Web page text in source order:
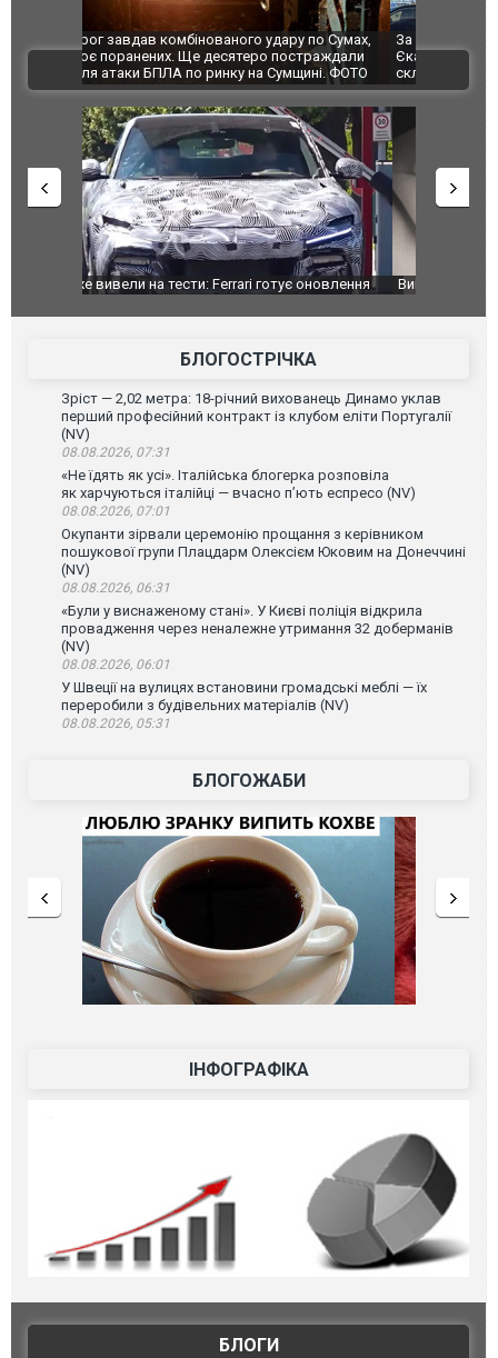
За 2000 кілометрів від кордону з Україною: в
Єкатеринбурзі після атаки дронів загорівся
склад Wildberries. ФОТО. ВІДЕО
"Мої
ВІДЕО
Вийшов трейлер нової екранізації легендарного
БЛОГОСТРІЧКА
Зріст — 2,02 метра: 18-річний вихованець Динамо уклав
перший професійний контракт із клубом еліти Португалії
(NV)
08.08.2026, 07:31
«Не їдять як усі». Італійська блогерка розповіла
як харчуються італійці — вчасно п’ють еспресо (NV)
08.08.2026, 07:01
Окупанти зірвали церемонію прощання з керівником
пошукової групи Плацдарм Олексієм Юковим на Донеччині
(NV)
08.08.2026, 06:31
«Були у виснаженому стані». У Києві поліція відкрила
провадження через неналежне утримання 32 доберманів
(NV)
08.08.2026, 06:01
У Швеції на вулицях встановини громадські меблі — їх
переробили з будівельних матеріалів (NV)
08.08.2026, 05:31
БЛОГОЖАБИ
ІНФОГРАФІКА
БЛОГИ